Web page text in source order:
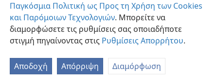
Παγκόσμια Πολιτική ως Προς τη Χρήση των Cookies
και Παρόμοιων Τεχνολογιών. Μπορείτε να
διαμορφώσετε τις ρυθμίσεις σας οποιαδήποτε
στιγμή πηγαίνοντας στις Ρυθμίσεις Απορρήτου.
Αποδοχή Απόρριψη Διαμόρφωση